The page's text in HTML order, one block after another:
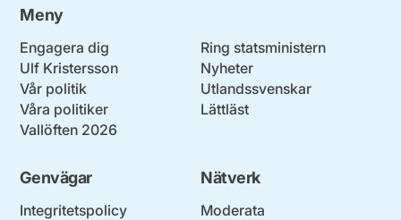
Meny
Engagera dig
Ulf Kristersson
Vår politik
Våra politiker
Vallöften 2026
Ring statsministern
Nyheter
Utlandssvenskar
Lättläst
Genvägar
Integritetspolicy
Nätverk
Moderata